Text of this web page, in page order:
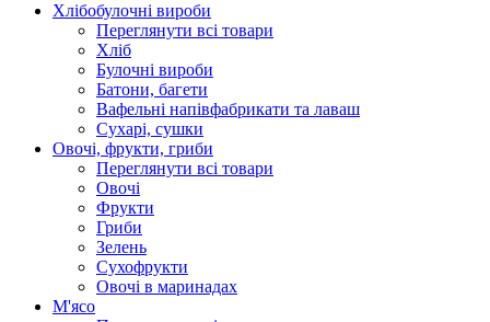
Хлібобулочні вироби
Переглянути всі товари
Хліб
Булочні вироби
Батони, багети
Вафельні напівфабрикати та лаваш
Сухарі, сушки
Овочі, фрукти, гриби
Переглянути всі товари
Овочі
Фрукти
Гриби
Зелень
Сухофрукти
Овочі в маринадах
М'ясо